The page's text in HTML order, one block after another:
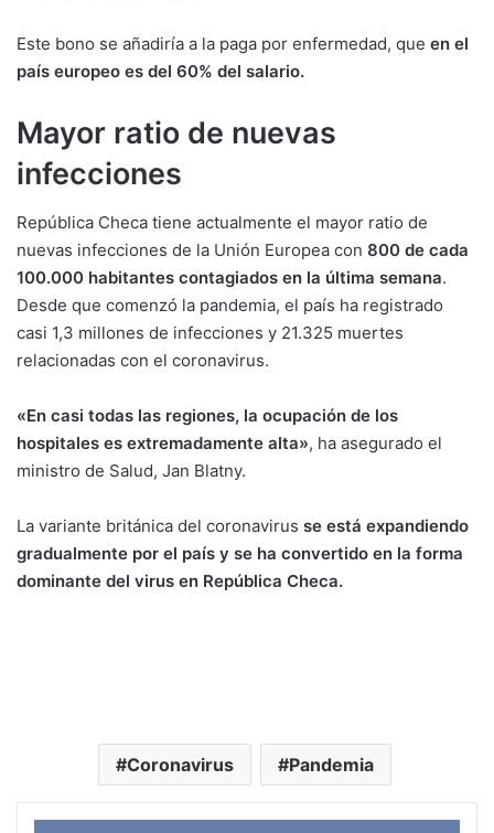
Este bono se añadiría a la paga por enfermedad, que en el
país europeo es del 60% del salario.
Mayor ratio de nuevas
infecciones
República Checa tiene actualmente el mayor ratio de
nuevas infecciones de la Unión Europea con 800 de cada
100.000 habitantes contagiados en la última semana.
Desde que comenzó la pandemia, el país ha registrado
casi 1,3 millones de infecciones y 21.325 muertes
relacionadas con el coronavirus.
«En casi todas las regiones, la ocupación de los
hospitales es extremadamente alta», ha asegurado el
ministro de Salud, Jan Blatny.
La variante británica del coronavirus se está expandiendo
gradualmente por el país y se ha convertido en la forma
dominante del virus en República Checa.
Coronavirus Pandemia